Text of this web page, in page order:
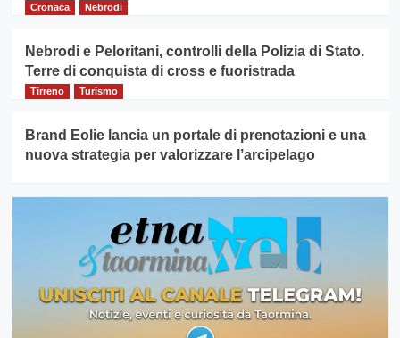
Cronaca Nebrodi
Nebrodi e Peloritani, controlli della Polizia di Stato.
Terre di conquista di cross e fuoristrada
Tirreno Turismo
Brand Eolie lancia un portale di prenotazioni e una
nuova strategia per valorizzare l’arcipelago